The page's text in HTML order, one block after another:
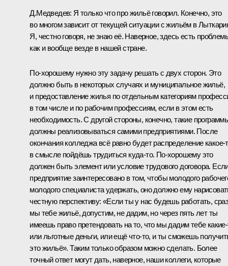
Д.Медведев: Я только что про жильё говорил. Конечно, это
во многом зависит от текущей ситуации с жильём в
Я, честно говоря, не знаю её. Наверное, здесь есть
как и вообще везде в нашей стране.
По‑хорошему нужно эту задачу решать с двух сторон. Это
должно быть в некоторых случаях и муниципальное жильё,
и предоставление жилья по отдельным категориям
в том числе и по рабочим профессиям, если в этом есть
необходимость. С другой стороны, конечно, такие
должны реализовываться самими предприятиями. После
окончания колледжа всё равно будет распределение
в смысле пойдёшь трудиться куда‑то. По‑хорошему это
должен быть элемент или условие трудового договора.
предприятие заинтересовано в том, чтобы молодого
молодого специалиста удержать, оно должно ему
честную перспективу: «Если ты у нас будешь работать,
мы тебе жильё, допустим, не дадим, но через пять лет ты
имеешь право претендовать на то, что мы дадим тебе
или льготные деньги, или ещё что‑то, и ты сможешь
это жильё». Таким только образом можно сделать. Более
точный ответ могут дать, наверное, наши коллеги, которые